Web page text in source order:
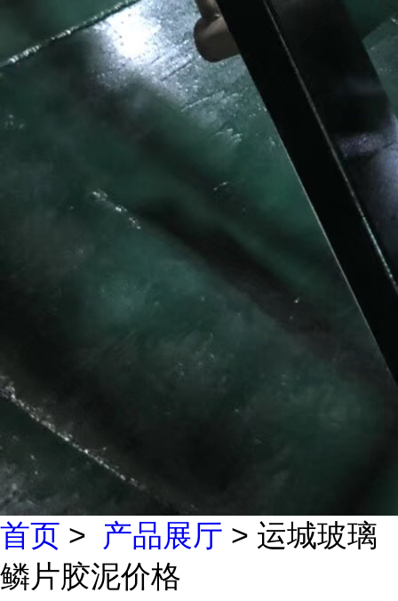
首页 > 产品展厅 > 运城玻璃
鳞片胶泥价格